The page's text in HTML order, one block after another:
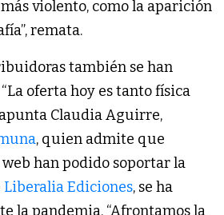
violento, como la aparición
remata.
también se han
oferta hoy es tanto física
Claudia Aguirre,
, quien admite que
han podido soportar la
Liberalia Ediciones, se ha
la pandemia. “Afrontamos la